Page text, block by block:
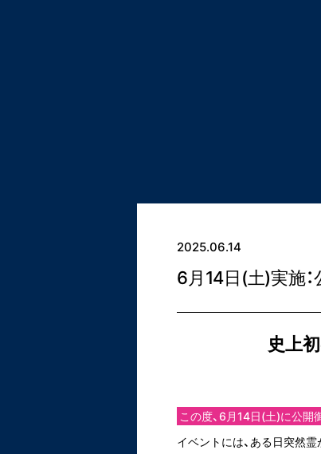
2025.06.14
6月14日(土)実施
史上
この度、6月14日(土)に公開
イベントには、ある日突然